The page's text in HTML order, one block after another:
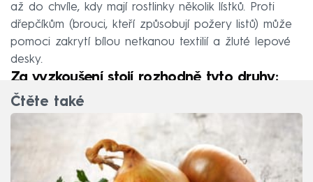
až do chvíle, kdy mají rostlinky několik lístků. Proti
dřepčíkům (brouci, kteří způsobují požery listů) může
pomoci zakrytí bílou netkanou textilií a žluté lepové
desky.
Za vyzkoušení stojí rozhodně tyto druhy:
Čtěte také